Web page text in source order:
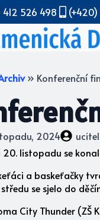
412 526 498 (+420)
» Konferenční
2024
ucitel
20. listopadu se
a baskeťačky
středu se sjelo do
City Thunder (ZŠ